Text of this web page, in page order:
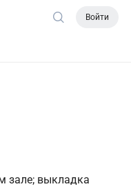
Войти
зале; выкладка